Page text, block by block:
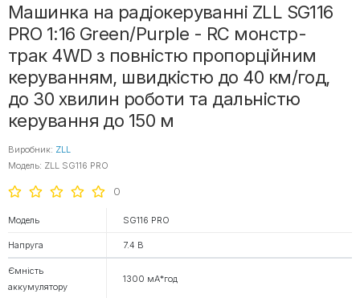
Машинка на радіокеруванні ZLL SG116
PRO 1:16 Green/Purple - RC монстр-
трак 4WD з повністю пропорційним
керуванням, швидкістю до 40 км/год,
до 30 хвилин роботи та дальністю
керування до 150 м
Виробник: ZLL
Модель: ZLL SG116 PRO
0
Модель SG116 PRO
Напруга 7.4 В
Ємність
аккумулятору
1300 мА*год